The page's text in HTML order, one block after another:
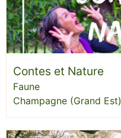
Contes et Nature
Faune
Champagne (Grand Est)